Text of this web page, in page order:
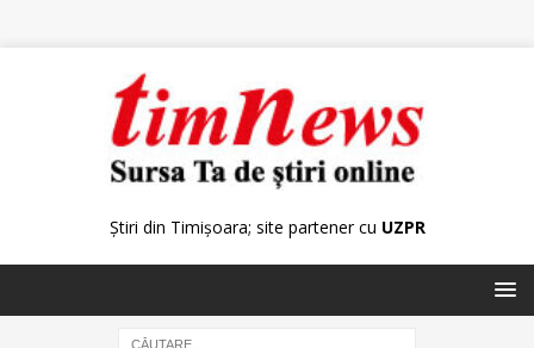
Știri din Timișoara; site partener cu UZPR